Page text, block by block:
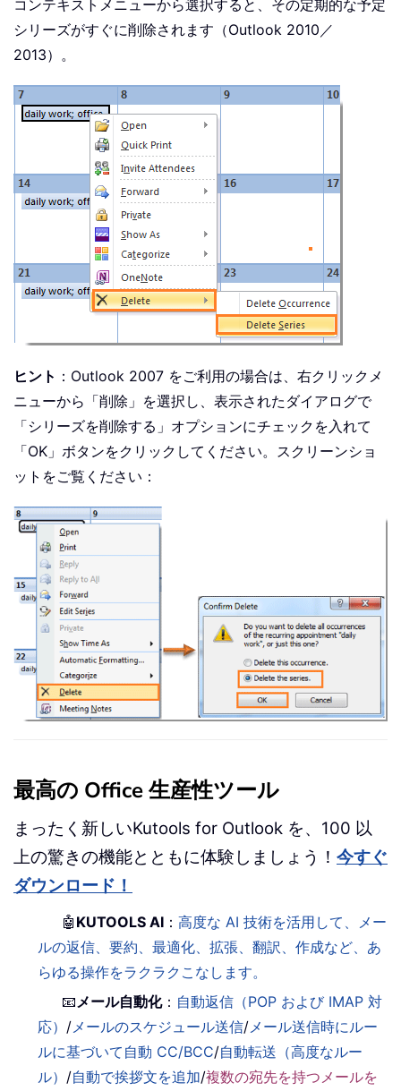
コンテキストメニューから選択すると、その定期的な予定
シリーズがすぐに削除されます（Outlook 2010／
2013）。
ヒント ：Outlook 2007 をご利用の場合は、右クリックメ
ニューから「削除」を選択し、表示されたダイアログで
「シリーズを削除する」オプションにチェックを入れて
「OK」ボタンをクリックしてください。スクリーンショ
ットをご覧ください：
最高の Office 生産性ツール
まったく新しいKutools for Outlook を、100 以
上の驚きの機能とともに体験しましょう！ 今すぐ
ダウンロード！
🤖 KUTOOLS AI ：高度な AI 技術を活用して、メー
ルの返信、要約、最適化、拡張、翻訳、作成など、あ
らゆる操作をラクラクこなします。
📧 メール自動化： 自動返信（POP および IMAP 対
応） / メールのスケジュール送信/ メール送信時にルー
ルに基づいて自動 CC/BCC/自動転送（高度なルー
ル） /自動で挨拶文を追加/複数の宛先を持つメールを